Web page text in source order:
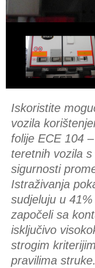
Iskoristite
vozila
folije ECE 104
teretnih vozila
sigurnosti
Istraživanja
sudjeluju u
započeli sa
isključivo
strogim
pravilima struke.